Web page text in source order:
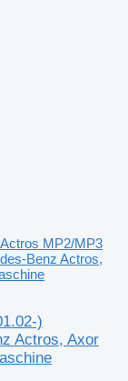
MP2/MP3
Benz Actros,
)
Actros, Axor